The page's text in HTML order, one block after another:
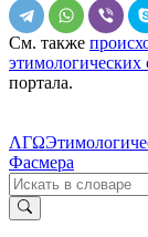
См. также
этимологических
портала.
ΛΓΩ
Фасмера